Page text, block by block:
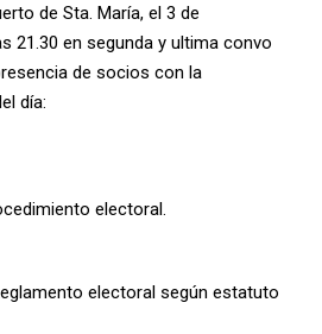
de Sta. María, el 3 de
21.30 en segunda y ultima convo
de socios con la
día:
electoral.
electoral según estatuto